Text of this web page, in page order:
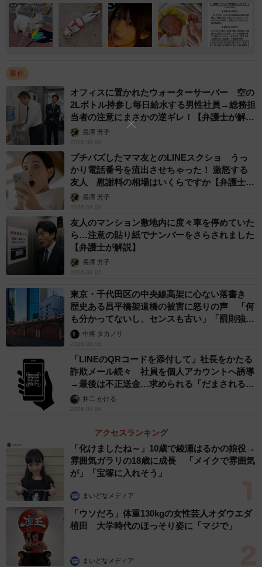
事件
オフィスに置かれたウォーターサーバー 空の
2Lボトル持参し毎日給水する男性社員→総務担
当者の注意にまさかの逆ギレ！【弁護士が解
説】長澤 芳子
2026.08.08
プチバズしたママ友とのLINEスクショ うっ
かり電話番号を流出させちゃった！ 激怒する
友人 慰謝料の相場はいくらですか【弁護士が
解説】長澤 芳子
2026.08.08
友人のマンション敷地内に度々車を停めていた
ら…注意の貼り紙でナンバーをさらされました
【弁護士が解説】
長澤 芳子
2026.08.07
東京・千代田区の中央線高架に心ない落書き
歴史ある昌平橋架道橋の被害に怒りの声 「何
も分かってないし、センスも古い」「罰則強化
して」中将 タカノリ
2026.08.06
「LINEのQRコードを添付して」社長をかたる
詐欺メール続々 社員を個人アカウントへ誘導
→最後は不正送金…求められる「だまされる前
提」の対策
井二 かける
2026.08.06
アクセスランキング
「化けましたね～」10歳で綾瀬はるかの娘役→
雰囲気ガラリの18歳に成長 「メイクで雰囲気
が」「宝塚に入れそう」
まいどなメディア
「ウソだろ」体重130kgの女性芸人オダウエダ
植田 大学時代のほっそり姿に「マジで」
まいどなメディア